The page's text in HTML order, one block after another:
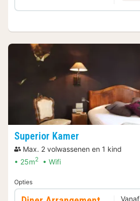
Superior Kamer
Max. 2 volwassenen en 1 kind
25m2 Wifi
Opties
Vanaf